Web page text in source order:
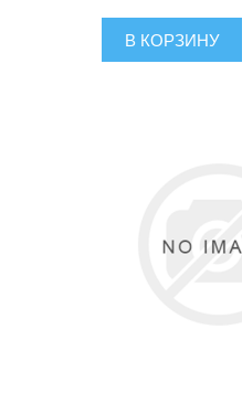
В КОРЗИНУ